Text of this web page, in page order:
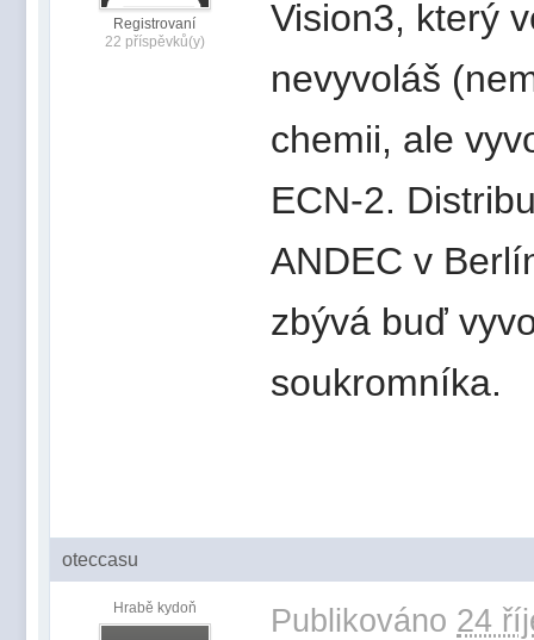
Registrovaní
22 příspěvků(y)
Vision3, který
nevyvoláš
chemii, ale
ECN-2.
ANDEC v
zbývá buď
soukromníka.
oteccasu
Hrabě kydoň Publikováno 24